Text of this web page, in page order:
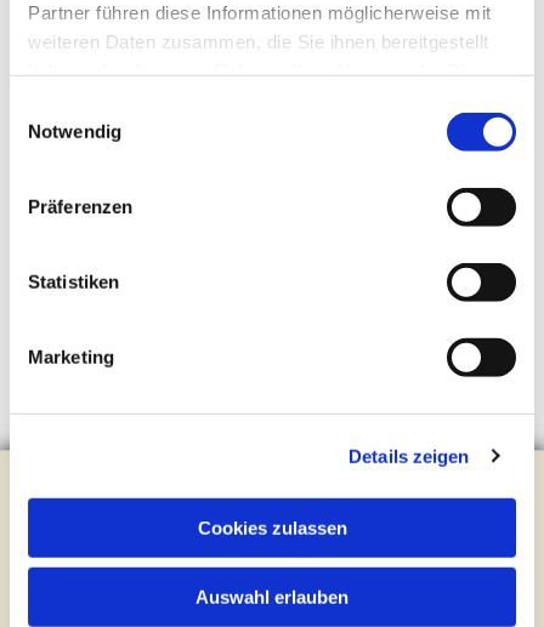
Partner führen diese Informationen möglicherweise mit
weiteren Daten zusammen, die Sie ihnen bereitgestellt
Notwendig
Präferenzen
Statistiken
Marketing
Details zeigen
Cookies zulassen
Auswahl erlauben
0 52 04 / 36 28
Mail:gemeindeamt@kirche-steinhagen.de
Newsletter abonnieren